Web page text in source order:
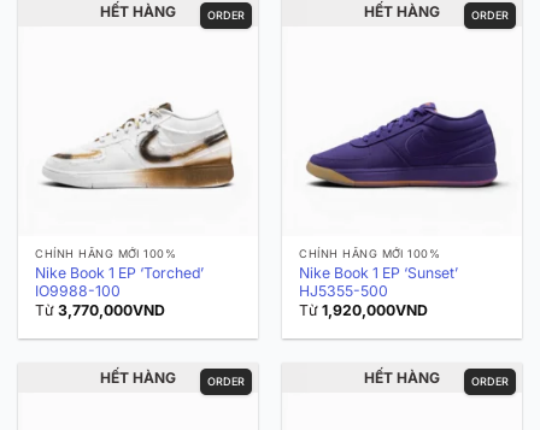
ORDER
HẾT HÀNG
CHÍNH HÃNG MỚI 100%
Nike Book 1 EP ‘Torched’
IO9988-100
Từ3,770,000VND
ORDER
HẾT HÀNG
CHÍNH HÃNG MỚI 100%
Nike Book 1 EP ‘Sunset’
HJ5355-500
Từ1,920,000VND
ORDER
HẾT HÀNG ORDER
HẾT HÀNG